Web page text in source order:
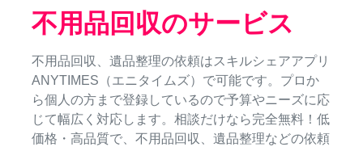
不用品回収のサービス
不用品回収、遺品整理の依頼はスキルシェアアプリ
ANYTIMES（エニタイムズ）で可能です。プロか
ら個人の方まで登録しているので予算やニーズに応
じて幅広く対応します。相談だけなら完全無料！低
価格・高品質で、不用品回収、遺品整理などの依頼